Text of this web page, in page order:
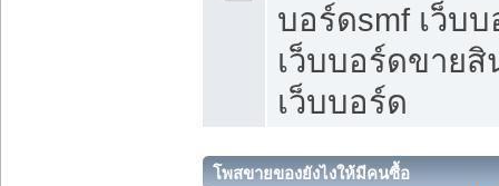
บอร์ดsmf เว็บ
เว็บบอร์ดขาย
เว็บบอร์ด
โพสขายของยังไงให้มีคนซื้อ